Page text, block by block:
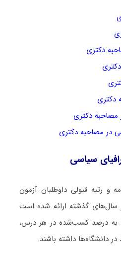
دکتری
دکتری
مصاحبه دکتری
در مصاحبه دکتری
سیاسی
و رتبه قبولی داوطلبان آزمون
سال‌های گذشته ارائه شده است
به درصد کسب‌شده در هر درس،
دانشگاه‌ها داشته باشند.